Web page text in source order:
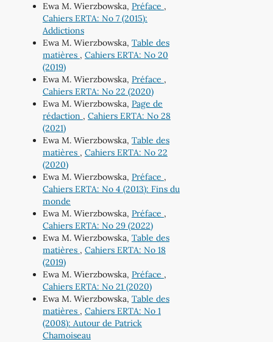
Ewa M. Wierzbowska, Préface ,
Cahiers ERTA: No 7 (2015):
Addictions
Ewa M. Wierzbowska, Table des
matières , Cahiers ERTA: No 20
(2019)
Ewa M. Wierzbowska, Préface ,
Cahiers ERTA: No 22 (2020)
Ewa M. Wierzbowska, Page de
rédaction , Cahiers ERTA: No 28
(2021)
Ewa M. Wierzbowska, Table des
matières , Cahiers ERTA: No 22
(2020)
Ewa M. Wierzbowska, Préface ,
Cahiers ERTA: No 4 (2013): Fins du
monde
Ewa M. Wierzbowska, Préface ,
Cahiers ERTA: No 29 (2022)
Ewa M. Wierzbowska, Table des
matières , Cahiers ERTA: No 18
(2019)
Ewa M. Wierzbowska, Préface ,
Cahiers ERTA: No 21 (2020)
Ewa M. Wierzbowska, Table des
matières , Cahiers ERTA: No 1
(2008): Autour de Patrick
Chamoiseau